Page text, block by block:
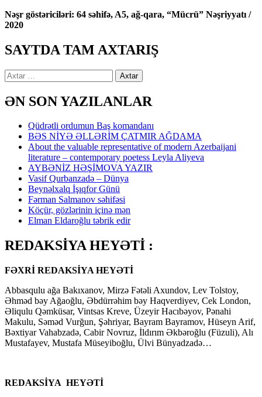
Nəşr göstəriciləri: 64 səhifə, A5, ağ-qara, “Mücrü” Nəşriyyatı /
2020
SAYTDA TAM AXTARIŞ
Axtarış:
ƏN SON YAZILANLAR
Qüdrətli ordumun Baş komandanı
BƏS NİYƏ ƏLLƏRİM ÇATMIR AĞDAMA
About the valuable representative of modern Azerbaijani
literature – contemporary poetess Leyla Aliyeva
AYBƏNİZ HƏŞİMOVA YAZIR
Vasif Qurbanzadə – Dünya
Beynəlxalq İşıqfor Günü
Fərman Salmanov səhifəsi
Köçür, gözlərinin içinə mən
Elman Eldaroğlu təbrik edir
REDAKSİYA HEYƏTİ :
FƏXRİ REDAKSİYA HEYƏTİ
Abbasqulu ağa Bakıxanov, Mirzə Fətəli Axundov, Lev Tolstoy,
Əhməd bəy Ağaoğlu, Əbdürrəhim bəy Haqverdiyev, Cek London,
Əliqulu Qəmküsar, Vintsas Kreve, Üzeyir Hacıbəyov, Pənahi
Makulu, Səməd Vurğun, Şəhriyar, Bayram Bayramov, Hüseyn Arif,
Bəxtiyar Vahabzadə, Cabir Novruz, İldırım Əkbəroğlu (Füzuli), Alı
Mustafayev, Mustafa Müseyiboğlu, Ülvi Bünyadzadə…
REDAKSİYA HEYƏTİ